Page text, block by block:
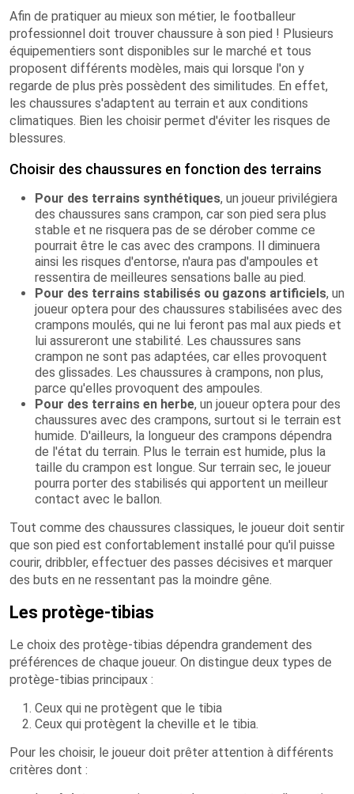
Afin de pratiquer au mieux son métier, le footballeur
professionnel doit trouver chaussure à son pied ! Plusieurs
équipementiers sont disponibles sur le marché et tous
proposent différents modèles, mais qui lorsque l'on y
regarde de plus près possèdent des similitudes. En effet,
les chaussures s'adaptent au terrain et aux conditions
climatiques. Bien les choisir permet d'éviter les risques de
blessures.
Choisir des chaussures en fonction des terrains
Pour des terrains synthétiques, un joueur privilégiera
des chaussures sans crampon, car son pied sera plus
stable et ne risquera pas de se dérober comme ce
pourrait être le cas avec des crampons. Il diminuera
ainsi les risques d'entorse, n'aura pas d'ampoules et
ressentira de meilleures sensations balle au pied.
Pour des terrains stabilisés ou gazons artificiels, un
joueur optera pour des chaussures stabilisées avec des
crampons moulés, qui ne lui feront pas mal aux pieds et
lui assureront une stabilité. Les chaussures sans
crampon ne sont pas adaptées, car elles provoquent
des glissades. Les chaussures à crampons, non plus,
parce qu'elles provoquent des ampoules.
Pour des terrains en herbe, un joueur optera pour des
chaussures avec des crampons, surtout si le terrain est
humide. D'ailleurs, la longueur des crampons dépendra
de l'état du terrain. Plus le terrain est humide, plus la
taille du crampon est longue. Sur terrain sec, le joueur
pourra porter des stabilisés qui apportent un meilleur
contact avec le ballon.
Tout comme des chaussures classiques, le joueur doit sentir
que son pied est confortablement installé pour qu'il puisse
courir, dribbler, effectuer des passes décisives et marquer
des buts en ne ressentant pas la moindre gêne.
Les protège-tibias
Le choix des protège-tibias dépendra grandement des
préférences de chaque joueur. On distingue deux types de
protège-tibias principaux :
Ceux qui ne protègent que le tibia
Ceux qui protègent la cheville et le tibia.
Pour les choisir, le joueur doit prêter attention à différents
critères dont :